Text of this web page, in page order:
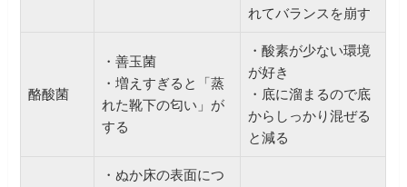
れてバランスを崩す
酪酸菌
・善玉菌
・増えすぎると「蒸
れた靴下の匂い」が
する
・酸素が少ない環境
が好き
・底に溜まるので底
からしっかり混ぜる
と減る
・ぬか床の表面につ